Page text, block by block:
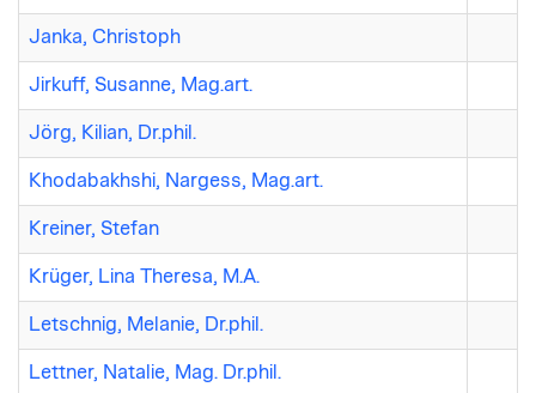
Janka, Christoph
Jirkuff, Susanne, Mag.art.
Jörg, Kilian, Dr.phil.
Khodabakhshi, Nargess, Mag.art.
Kreiner, Stefan
Krüger, Lina Theresa, M.A.
Letschnig, Melanie, Dr.phil.
Lettner, Natalie, Mag. Dr.phil.